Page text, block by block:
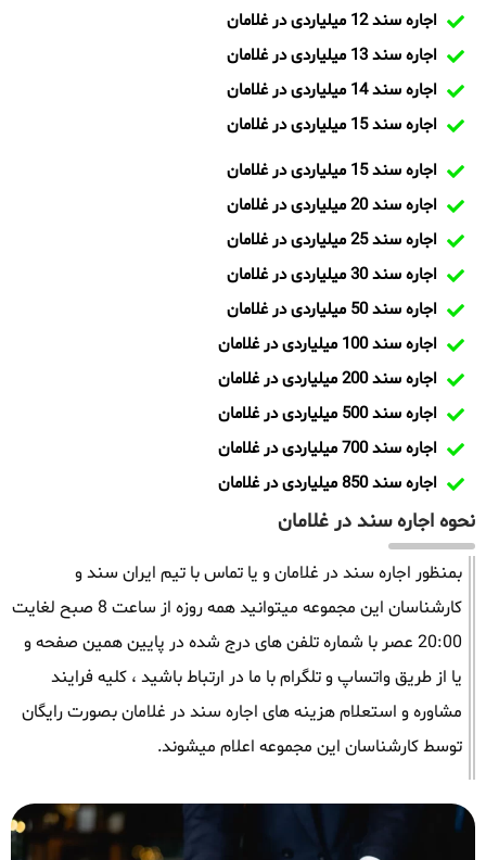
اجاره سند 12 میلیاردی در غلامان
اجاره سند 13 میلیاردی در غلامان
اجاره سند 14 میلیاردی در غلامان
اجاره سند 15 میلیاردی در غلامان
اجاره سند 15 میلیاردی در غلامان
اجاره سند 20 میلیاردی در غلامان
اجاره سند 25 میلیاردی در غلامان
اجاره سند 30 میلیاردی در غلامان
اجاره سند 50 میلیاردی در غلامان
اجاره سند 100 میلیاردی در غلامان
اجاره سند 200 میلیاردی در غلامان
اجاره سند 500 میلیاردی در غلامان
اجاره سند 700 میلیاردی در غلامان
اجاره سند 850 میلیاردی در غلامان
نحوه اجاره سند در غلامان
بمنظور اجاره سند در غلامان و یا تماس با تیم ایران سند و
کارشناسان این مجموعه میتوانید همه روزه از ساعت 8 صبح لغایت
20:00 عصر با شماره تلفن های درج شده در پایین همین صفحه و
یا از طریق واتساپ و تلگرام با ما در ارتباط باشید ، کلیه فرایند
مشاوره و استعلام هزینه های اجاره سند در غلامان بصورت رایگان
توسط کارشناسان این مجموعه اعلام میشوند.